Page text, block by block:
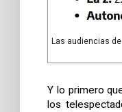
Las audiencias
Y lo primero
los